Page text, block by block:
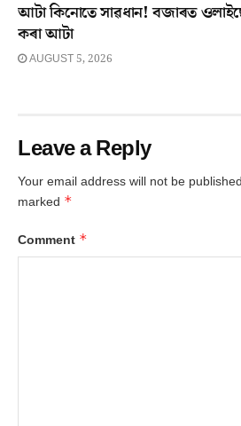
আটা কিনোতে সাৱধান! বজাৰত
কৰা আটা
AUGUST 5, 2026
Leave a Reply
Your email address will not be
marked *
Comment *